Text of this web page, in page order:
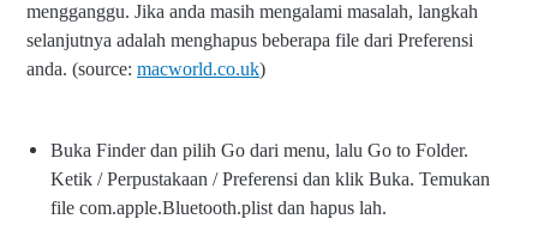
mengganggu. Jika anda masih mengalami masalah, langkah
selanjutnya adalah menghapus beberapa file dari Preferensi
anda. (source: macworld.co.uk)
Buka Finder dan pilih Go dari menu, lalu Go to Folder.
Ketik / Perpustakaan / Preferensi dan klik Buka. Temukan
file com.apple.Bluetooth.plist dan hapus lah.